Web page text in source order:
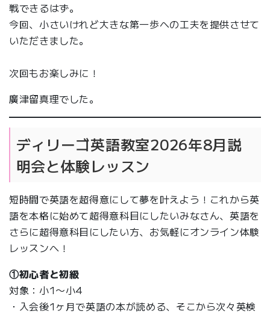
戦できるはず。
今回、小さいけれど大きな第一歩への工夫を提供させて
いただきました。
次回もお楽しみに！
廣津留真理でした。
ディリーゴ英語教室2026年8月説
明会と体験レッスン
短時間で英語を超得意にして夢を叶えよう！これから英
語を本格に始めて超得意科目にしたいみなさん、英語を
さらに超得意科目にしたい方、お気軽にオンライン体験
レッスンへ！
①初心者と初級
対象：小1〜小4
・入会後1ヶ月で英語の本が読める、そこから次々英検